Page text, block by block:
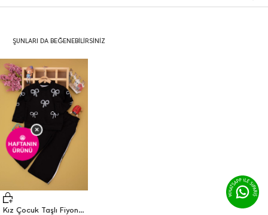
ŞUNLARI DA BEĞENEBILIRSINIZ
Kız Çocuk Taşlı Fiyonk Nakışlı Takım (3-10 Yaş)
🤩
HAFTANIN
ÜRÜNÜ
×